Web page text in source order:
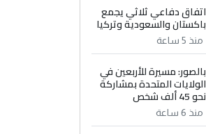
اتفاق دفاعي ثلاثي يجمع
باكستان والسعودية وتركيا
منذ 5 ساعة
بالصور: مسيرة للأربعين في
الولايات المتحدة بمشاركة
نحو 45 ألف شخص
منذ 6 ساعة